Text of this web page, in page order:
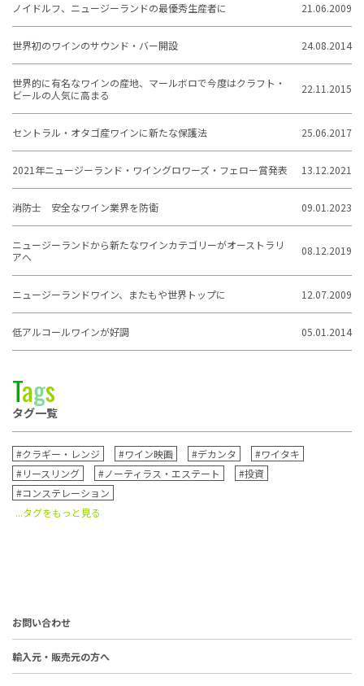
ノイドルフ、ニュージーランドの最優秀生産者に 21.06.2009
世界初のワインのサウンド・バー開設 24.08.2014
世界的に有名なワインの産地、マールボロで今度はクラフト・
ビールの人気に高まる
22.11.2015
セントラル・オタゴ産ワインに新たな保護法 25.06.2017
2021年ニュージーランド・ワイングロワーズ・フェロー賞発表 13.12.2021
消防士 安全なワイン業界を防衛 09.01.2023
ニュージーランドから新たなワインカテゴリーがオーストラリ
アへ
08.12.2019
ニュージーランドワイン、またもや世界トップに 12.07.2009
低アルコールワインが好調 05.01.2014
Tags
タグ一覧
#クラギー・レンジ #ワイン映画 #デカンタ
#ワイタキ
#リースリング
#ノーティラス・エステート
#投資
#コンステレーション
...タグをもっと見る
お問い合わせ
輸入元・販売元の方へ